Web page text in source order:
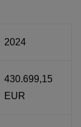
2024
430.699,15
EUR